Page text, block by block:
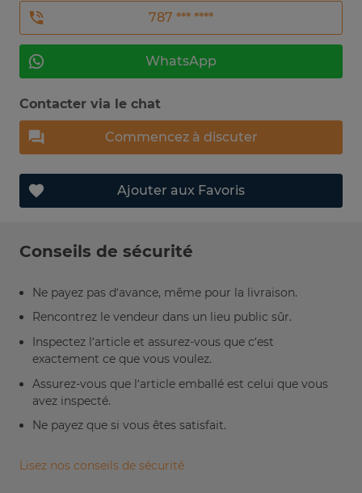
787 *** ****
WhatsApp
Contacter via le chat
Commencez à discuter
Ajouter aux Favoris
Conseils de sécurité
Ne payez pas d’avance, même pour la livraison.
Rencontrez le vendeur dans un lieu public sûr.
Inspectez l’article et assurez-vous que c’est
exactement ce que vous voulez.
Assurez-vous que l’article emballé est celui que vous
avez inspecté.
Ne payez que si vous êtes satisfait.
Lisez nos conseils de sécurité